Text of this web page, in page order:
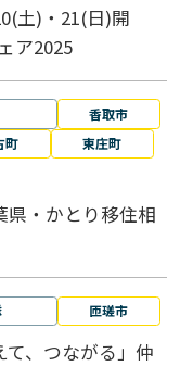
土)・21(日)開
2025
香取市
町
東庄町
県・かとり移住相
匝瑳市
、つながる」仲